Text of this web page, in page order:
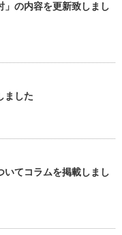
」の内容を更新致しまし
ました
いてコラムを掲載しまし